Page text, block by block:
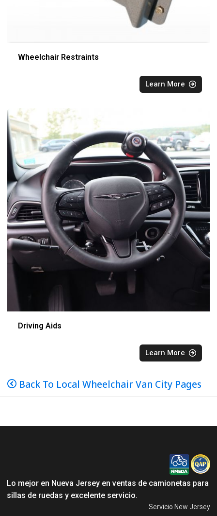
Wheelchair Restraints
Learn More
Driving Aids
Learn More
Back To Local Wheelchair Van City Pages
Lo mejor en Nueva Jersey en ventas de camionetas para
sillas de ruedas y excelente servicio.
Servicio New Jersey